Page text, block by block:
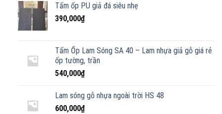
Tấm ốp PU giả đá siêu nhẹ
390,000₫
Tấm Ốp Lam Sóng SA 40 – Lam nhựa giả gỗ giá rẻ
ốp tường, trần
540,000₫
Lam sóng gỗ nhựa ngoài trời HS 48
600,000₫